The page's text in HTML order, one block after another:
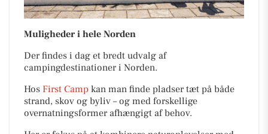
Muligheder i hele Norden
Der findes i dag et bredt udvalg af
campingdestinationer i Norden.
Hos First Camp kan man finde pladser tæt på både
strand, skov og byliv – og med forskellige
overnatningsformer afhængigt af behov.